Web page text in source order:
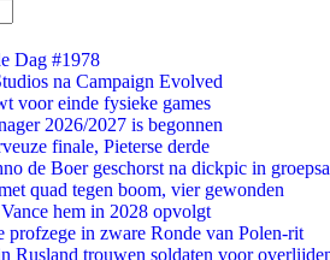
Dag #1978
na Campaign Evolved
voor einde fysieke games
2026/2027 is begonnen
finale, Pieterse derde
de Boer geschorst na dickpic in
quad tegen boom, vier gewonden
hem in 2028 opvolgt
profzege in zware Ronde van Polen-rit
Rusland trouwen soldaten voor